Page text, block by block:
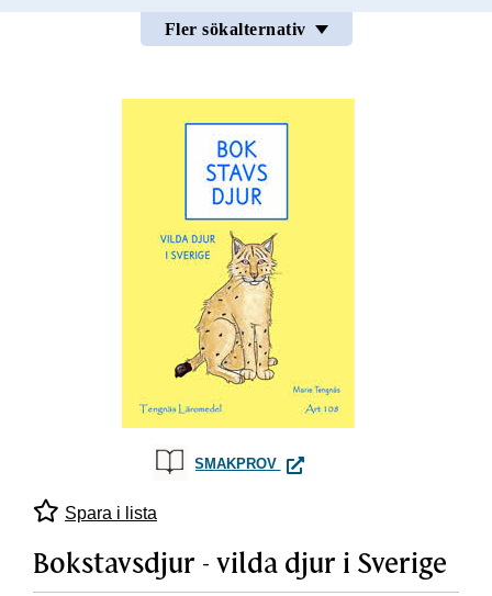
Fler sökalternativ
SMAKPROV BOKSTAVSDJUR - VILDA
Spara i lista
Bokstavsdjur - vilda djur i Sverige